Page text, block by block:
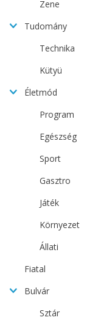
Zene
Tudomány
Technika
Kütyü
Életmód
Program
Egészség
Sport
Gasztro
Játék
Környezet
Állati
Fiatal
Bulvár
Sztár